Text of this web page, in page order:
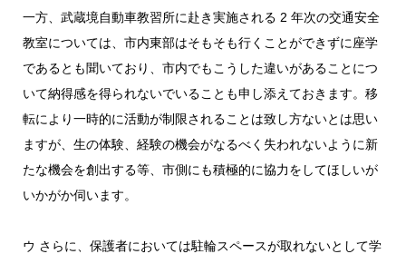
一方、武蔵境自動車教習所に赴き実施される 2 年次の交通安全
教室については、市内東部はそもそも行くことができずに座学
であるとも聞いており、市内でもこうした違いがあることにつ
いて納得感を得られないでいることも申し添えておきます。移
転により一時的に活動が制限されることは致し方ないとは思い
ますが、生の体験、経験の機会がなるべく失われないように新
たな機会を創出する等、市側にも積極的に協力をしてほしいが
いかがか伺います。
ウ さらに、保護者においては駐輪スペースが取れないとして学